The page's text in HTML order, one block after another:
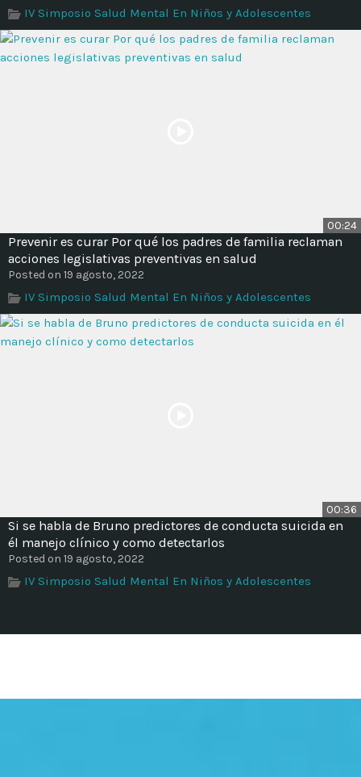
IV Simposio Salud Mental En Niños y Adolescentes
00:24
Prevenir es curar Por qué los padres de familia reclaman
acciones legislativas preventivas en salud
Posted on 19 agosto, 2022
IV Simposio Salud Mental En Niños y Adolescentes
00:36
Si se habla de Bruno predictores de conducta suicida en
él manejo clínico y como detectarlos
Posted on 19 agosto, 2022
IV Simposio Salud Mental En Niños y Adolescentes